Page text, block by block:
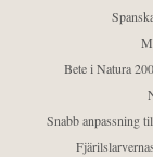
Bete i Natura
Snabb anpassning